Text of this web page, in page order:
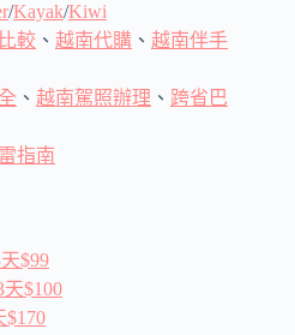
/Kayak/Kiwi
較 、 越南代購 、 越南伴手
、 越南駕照辦理 、 跨省巴
指南
$99
天$100
$170